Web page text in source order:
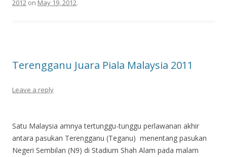
2012 on May 19, 2012.
Terengganu Juara Piala Malaysia 2011
Leave a reply
Satu Malaysia amnya tertunggu-tunggu perlawanan akhir
antara pasukan Terengganu (Teganu) menentang pasukan
Negeri Sembilan (N9) di Stadium Shah Alam pada malam